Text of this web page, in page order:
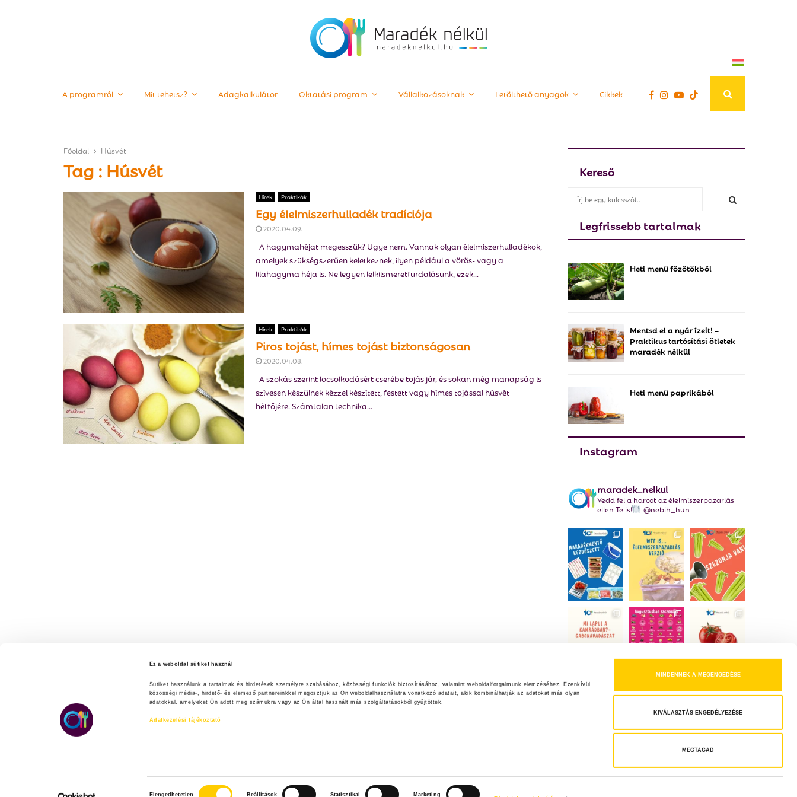
Ez a weboldal sütiket használ
Sütiket használunk a tartalmak és hirdetések személyre szabásához, közösségi funkciók biztosításához, valamint weboldalforgalmunk elemzéséhez. Ezenkívül
közösségi média-, hirdető- és elemező partnereinkkel megosztjuk az Ön weboldalhasználatra vonatkozó adatait, akik kombinálhatják az adatokat más olyan
adatokkal, amelyeket Ön adott meg számukra vagy az Ön által használt más szolgáltatásokból gyűjtöttek.
Adatkezelési tájékoztató
Elengedhetetlen
Beállítások Statisztikai Marketing
MINDENNEK A MEGENGEDÉSE
KIVÁLASZTÁS ENGEDÉLYEZÉSE
MEGTAGAD
A programról Mit tehetsz? Adagkalkulátor Oktatási program Vállalkozásoknak Letölthető anyagok Cikkek
Főoldal Húsvét
Tag : Húsvét
Hírek Praktikák
Egy élelmiszerhulladék tradíciója
2020.04.09.
A hagymahéjat megesszük? Ugye nem. Vannak olyan élelmiszerhulladékok,
amelyek szükségszerűen keletkeznek, ilyen például a vörös- vagy a
lilahagyma héja is. Ne legyen lelkiismeretfurdalásunk, ezek...
Hírek Praktikák
Piros tojást, hímes tojást biztonságosan
2020.04.08.
A szokás szerint locsolkodásért cserébe tojás jár, és sokan még manapság is
szívesen készülnek kézzel készített, festett vagy hímes tojással húsvét
hétfőjére. Számtalan technika...
Kereső
c
f
o
r
H
Legfrissebb tartalmak
Heti menü főzőtökből
Mentsd el a nyár ízeit! –
Praktikus tartósítási ötletek
maradék nélkül
Heti menü paprikából
Instagram
maradek_nelkul
Vedd fel a harcot az élelmiszerpazarlás
ellen Te is!
@nebih_hun